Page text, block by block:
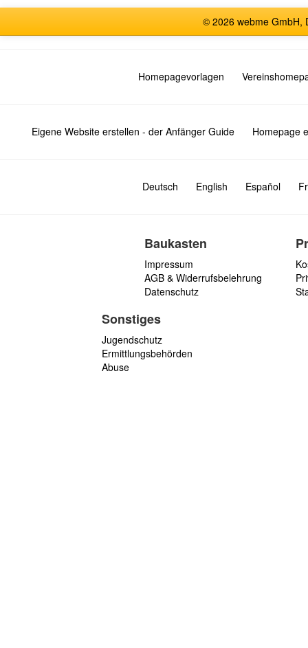
© 2026 webme GmbH,
Homepagevorlagen
Eigene Website erstellen - der Anfänger Guide Homepage
Deutsch English Español
Baukasten
Impressum
AGB & Widerrufsbelehrung
Datenschutz
Sonstiges
Jugendschutz
Ermittlungsbehörden
Abuse